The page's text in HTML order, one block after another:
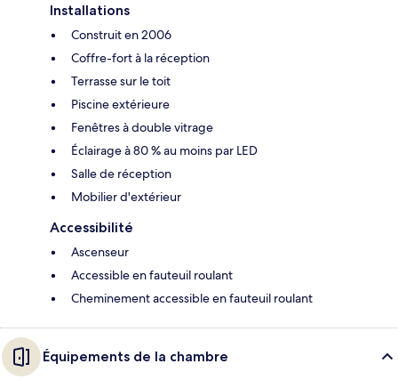
Installations
Construit en 2006
Coffre-fort à la réception
Terrasse sur le toit
Piscine extérieure
Fenêtres à double vitrage
Éclairage à 80 % au moins par LED
Salle de réception
Mobilier d'extérieur
Accessibilité
Ascenseur
Accessible en fauteuil roulant
Cheminement accessible en fauteuil roulant
Équipements de la chambre